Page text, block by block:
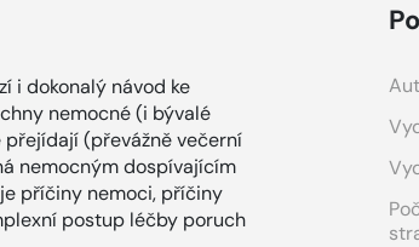
i dokonalý návod ke
nemocné (i bývalé
(převážně večerní
nemocným dospívajícím
příčiny nemoci, příčiny
postup léčby poruch